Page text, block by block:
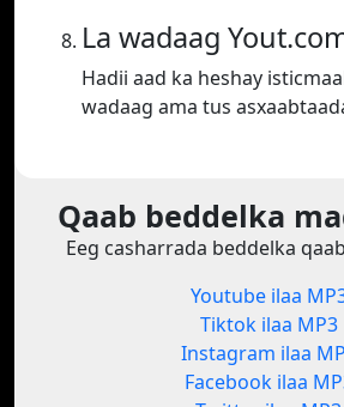
La wadaag
Hadii aad ka heshay
wadaag ama tus
Qaab beddelka
Eeg casharrada beddelka
Youtube ilaa
Tiktok ilaa MP3
Instagram ilaa
Facebook ilaa